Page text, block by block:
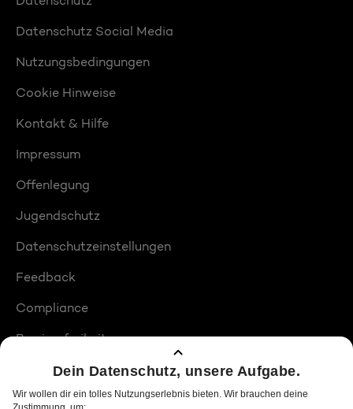
Datenschutz Social Media
Nutzungsbedingungen
Cookie Hinweise
Kontakt & Hilfe
Impressum
Offenlegung
Jugendschutz
Datenschutzeinstellungen
Feedback
Compliance
Barrierefreiheit
Produktplatzierungen